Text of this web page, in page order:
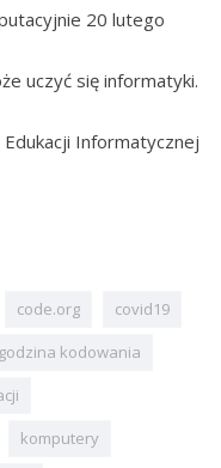
20 lutego
uczyć się informatyki.
Informatycznej
code.org
covid19
godzina kodowania
komputery